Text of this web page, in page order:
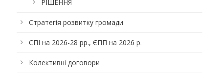
РІШЕННЯ
Стратегія розвитку громади
СПІ на 2026-28 рр., ЄПП на 2026 р.
Колективні договори